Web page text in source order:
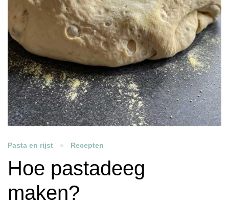
Pasta en rijst Recepten
Hoe pastadeeg
maken?